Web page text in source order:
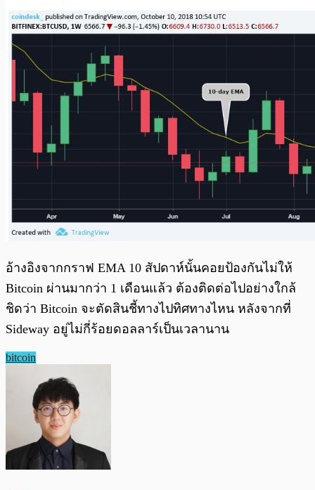
อ้างอิงจากกราฟ EMA 10 สัปดาห์นั้นคอยป้องกันไม่ให้
Bitcoin ผ่านมากว่า 1 เดือนแล้ว ต้องติดต่อไปอย่างใกล้
ชิดว่า Bitcoin จะตัดสินชี้ทางไปทิศทางไหน หลังจากที่
Sideway อยู่ไม่กี่ร้อยดอลลาร์เป็นเวลานาน
bitcoin